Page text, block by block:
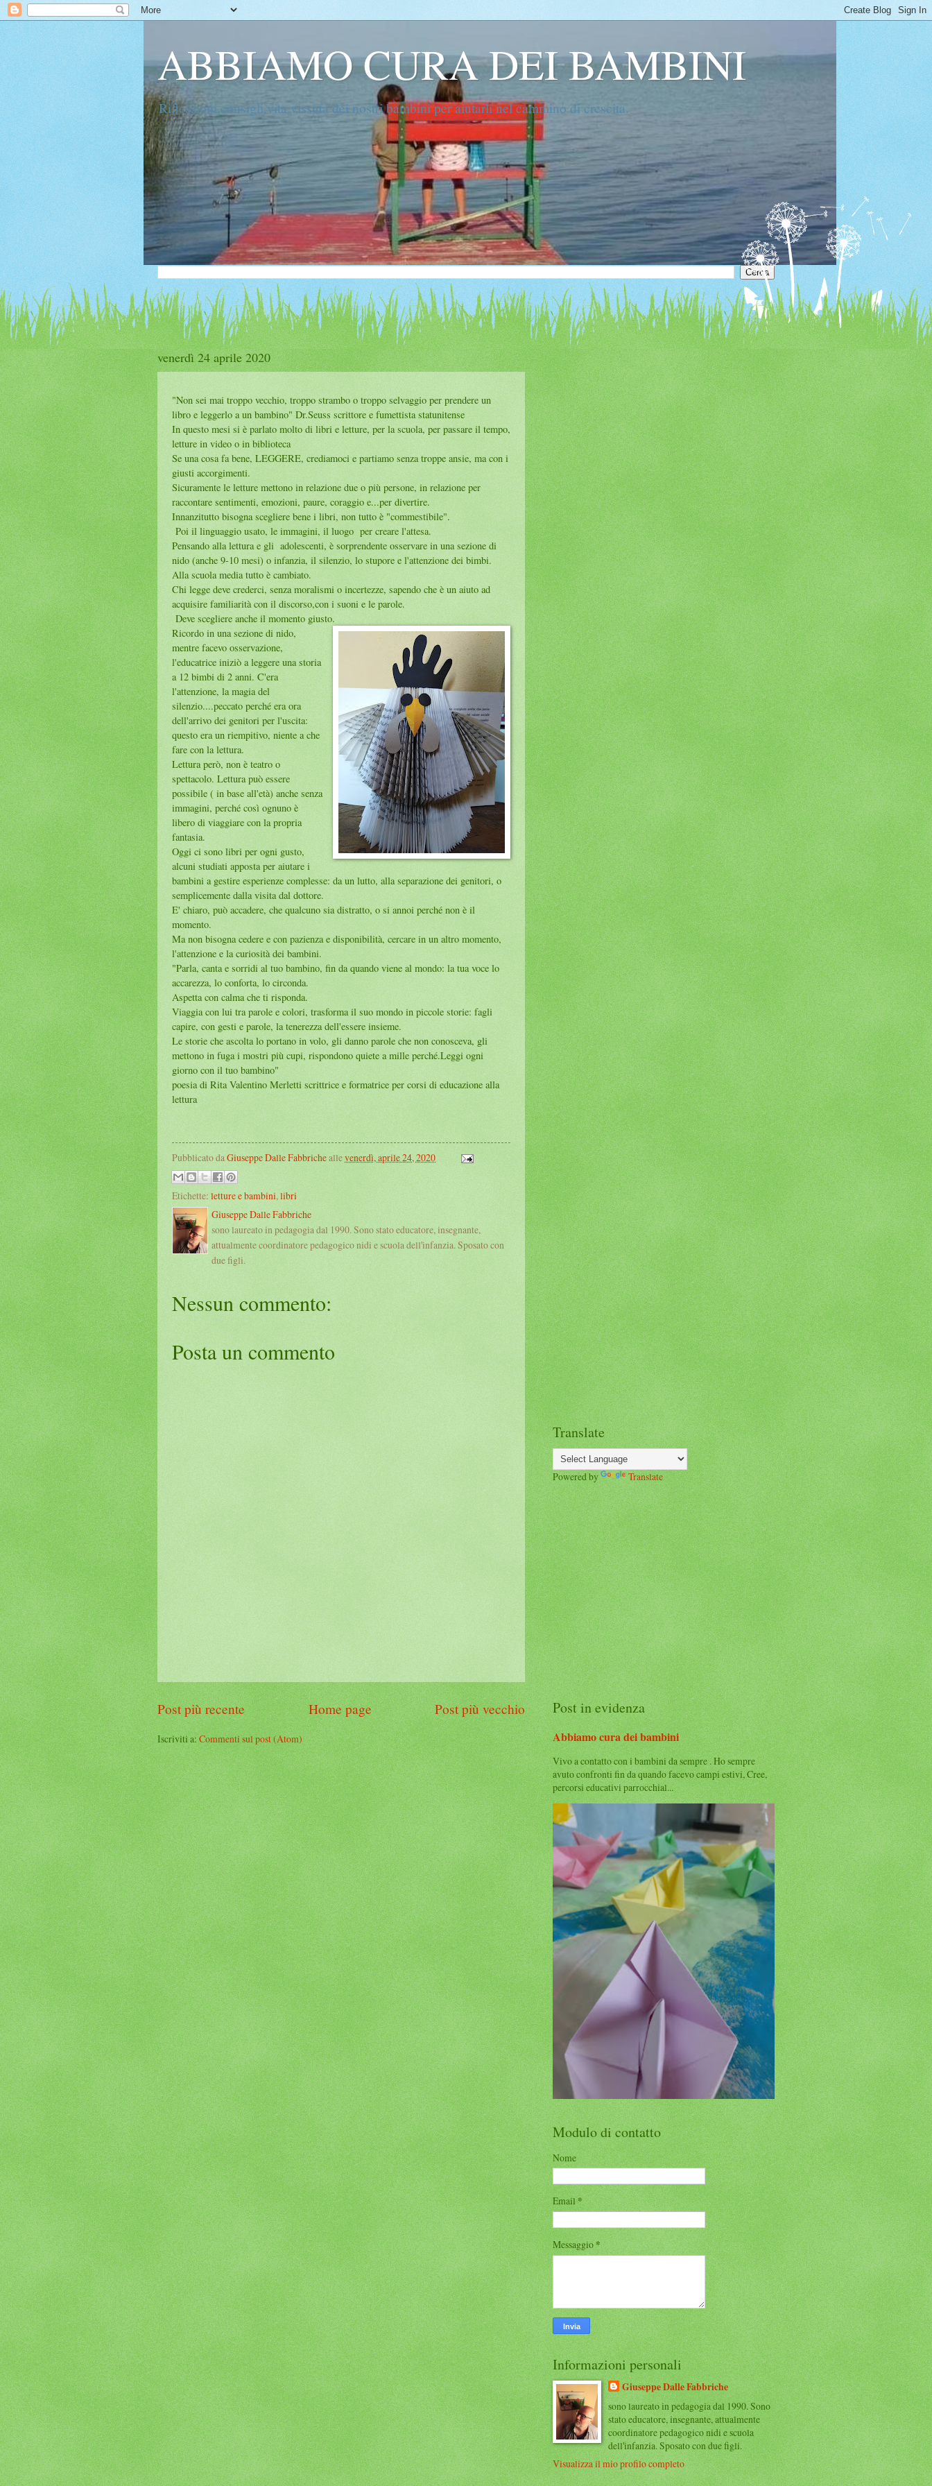
ABBIAMO CURA DEI BAMBINI
Riflessioni,consigli,vita vissuta dei nostri bambini per aiutarli nel cammino di crescita.
venerdì 24 aprile 2020
"Non sei mai troppo vecchio, troppo strambo o troppo selvaggio per prendere un
libro e leggerlo a un bambino" Dr.Seuss scrittore e fumettista statunitense
In questo mesi si è parlato molto di libri e letture, per la scuola, per passare il tempo,
letture in video o in biblioteca
Se una cosa fa bene, LEGGERE, crediamoci e partiamo senza troppe ansie, ma con i
giusti accorgimenti.
Sicuramente le letture mettono in relazione due o più persone, in relazione per
raccontare sentimenti, emozioni, paure, coraggio e...per divertire.
Innanzitutto bisogna scegliere bene i libri, non tutto è "commestibile".
Poi il linguaggio usato, le immagini, il luogo per creare l'attesa.
Pensando alla lettura e gli adolescenti, è sorprendente osservare in una sezione di
nido (anche 9-10 mesi) o infanzia, il silenzio, lo stupore e l'attenzione dei bimbi.
Alla scuola media tutto è cambiato.
Chi legge deve crederci, senza moralismi o incertezze, sapendo che è un aiuto ad
acquisire familiarità con il discorso,con i suoni e le parole.
Deve scegliere anche il momento giusto.
Ricordo in una sezione di nido,
mentre facevo osservazione,
l'educatrice iniziò a leggere una storia
a 12 bimbi di 2 anni. C'era
l'attenzione, la magia del
silenzio....peccato perché era ora
dell'arrivo dei genitori per l'uscita:
questo era un riempitivo, niente a che
fare con la lettura.
Lettura però, non è teatro o
spettacolo. Lettura può essere
possibile ( in base all'età) anche senza
immagini, perché così ognuno è
libero di viaggiare con la propria
fantasia.
Oggi ci sono libri per ogni gusto,
alcuni studiati apposta per aiutare i
bambini a gestire esperienze complesse: da un lutto, alla separazione dei genitori, o
semplicemente dalla visita dal dottore.
E' chiaro, può accadere, che qualcuno sia distratto, o si annoi perché non è il
momento.
Ma non bisogna cedere e con pazienza e disponibilità, cercare in un altro momento,
l'attenzione e la curiosità dei bambini.
"Parla, canta e sorridi al tuo bambino, fin da quando viene al mondo: la tua voce lo
accarezza, lo conforta, lo circonda.
Aspetta con calma che ti risponda.
Viaggia con lui tra parole e colori, trasforma il suo mondo in piccole storie: fagli
capire, con gesti e parole, la tenerezza dell'essere insieme.
Le storie che ascolta lo portano in volo, gli danno parole che non conosceva, gli
mettono in fuga i mostri più cupi, rispondono quiete a mille perché.Leggi ogni
giorno con il tuo bambino"
poesia di Rita Valentino Merletti scrittrice e formatrice per corsi di educazione alla
lettura
Pubblicato da Giuseppe Dalle Fabbricheallevenerdì, aprile 24, 2020
Etichette: letture e bambini, libri
Giuseppe Dalle Fabbriche
sono laureato in pedagogia dal 1990. Sono stato educatore, insegnante,
attualmente coordinatore pedagogico nidi e scuola dell'infanzia. Sposato con
due figli.
Nessun commento:
Posta un commento
Post più recente Post più vecchio
Home page
Iscriviti a:Commenti sul post (Atom)
Translate
Powered by Translate
Post in evidenza
Abbiamo cura dei bambini
Vivo a contatto con i bambini da sempre . Ho sempre
avuto confronti fin da quando facevo campi estivi, Cree,
percorsi educativi parrocchial...
Modulo di contatto
Nome
Email*
Messaggio*
Informazioni personali
Giuseppe Dalle Fabbriche
sono laureato in pedagogia dal 1990. Sono
stato educatore, insegnante, attualmente
coordinatore pedagogico nidi e scuola
dell'infanzia. Sposato con due figli.
Visualizza il mio profilo completo